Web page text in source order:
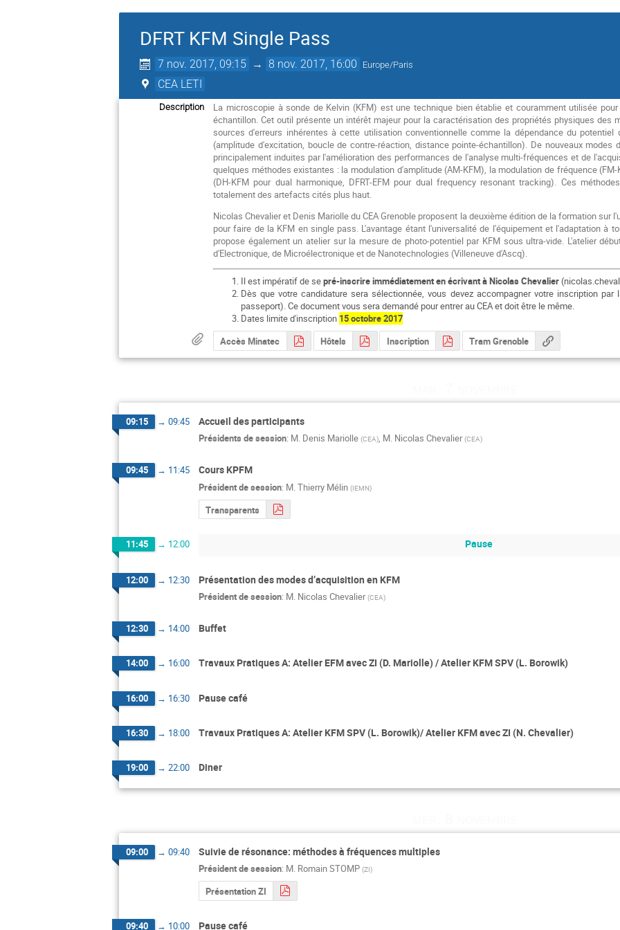
DFRT KFM Single Pass
7 nov. 2017, 09:15 → 8 nov. 2017, 16:00 Europe/Paris
CEA LETI
Description
La microscopie à sonde de Kelvin (KFM) est une technique bien établie et couramment utilisée
échantillon. Cet outil présente un intérêt majeur pour la caractérisation des propriétés physiques des
sources d'erreurs inhérentes à cette utilisation conventionnelle comme la dépendance du
(amplitude d'excitation, boucle de contre-réaction, distance pointe-échantillon). De nouveaux
principalement induites par l'amélioration des performances de l'analyse multi-fréquences et de
quelques méthodes existantes : la modulation d'amplitude (AM-KFM), la modulation de fréquence
(DH-KFM pour dual harmonique, DFRT-EFM pour dual frequency resonant tracking). Ces
totalement des artefacts cités plus haut.
Nicolas Chevalier et Denis Mariolle du CEA Grenoble proposent la deuxième édition de la formation
pour faire de la KFM en single pass. L'avantage étant l'universalité de l'équipement et l'adaptation à
propose également un atelier sur la mesure de photo-potentiel par KFM sous ultra-vide. L'atelier
d'Electronique, de Microélectronique et de Nanotechnologies (Villeneuve d'Ascq).
Il est impératif de sepré-inscrire immédiatement en écrivant à Nicolas Chevalier
Dès que votre candidature sera sélectionnée, vous devez accompagner votre inscription
passeport). Ce document vous sera demandé pour entrer au CEA et doit être le même.
Dates limite d'inscription 15 octobre 2017
Accès Minatec
Hôtels Inscription Tram Grenoble
09:15 → 09:45 Accueil des participants
Présidents de session: M. Denis Mariolle (CEA), M. Nicolas Chevalier (CEA)
09:45 → 11:45 Cours KPFM
Président de session: M.Thierry Mélin (IEMN)
Transparents
11:45 → 12:00 Pause
12:00 → 12:30 Présentation des modes d’acquisition en KFM
Président de session: M. Nicolas Chevalier (CEA)
12:30 → 14:00 Buffet
14:00 → 16:00 Travaux Pratiques A: Atelier EFM avec ZI (D. Mariolle) / Atelier KFM SPV (L. Borowik)
16:00 → 16:30 Pause café
16:30 → 18:00 Travaux Pratiques A: Atelier KFM SPV (L. Borowik)/ Atelier KFM avec ZI (N. Chevalier)
19:00 → 22:00 Diner
09:00 → 09:40 Suivie de résonance: méthodes à fréquences multiples
Président de session: M. Romain STOMP (ZI)
Présentation ZI
09:40 → 10:00 Pause café